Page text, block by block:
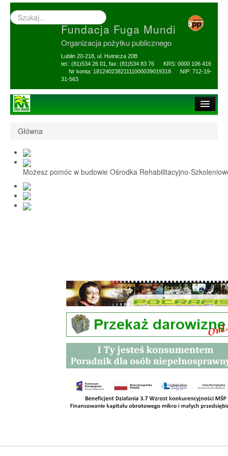
Wyszukiwarka
–
Fundacja Fuga Mundi
Organizacja pożytku publicznego
Lublin 20-218, ul. Hutnicza 20B
tel.: (81)534 26 01, fax: (81)534 83 76 KRS: 0000 106 416
Nr konta: 18124023821111000039019318 NIP: 712-19-
31-563
1,5% i darowizny
Nasi Beneficjenci
Ośrodek Reh-Szkol
Sprawozdania
Główna
Możesz pomóc w budowie Ośrodka Rehabilitacyjno-